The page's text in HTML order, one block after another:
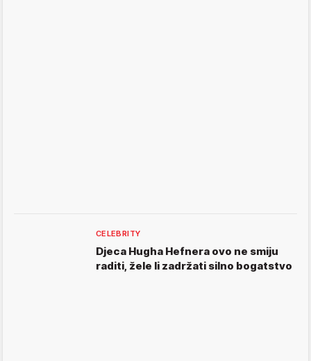
CELEBRITY
Djeca Hugha Hefnera ovo ne smiju
raditi, žele li zadržati silno bogatstvo